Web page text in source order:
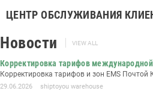
ЦЕНТР ОБСЛУЖИВАНИЯ
Новости VIEW ALL
Корректировка тарифов
Корректировка тарифов и зон EMS Почтой
29.06.2026 shiptoyou warehouse